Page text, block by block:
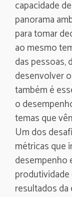
capacidade
panorama
para tomar
ao mesmo
das pessoas,
desenvolver
também é
o
temas que
Um dos
métricas que
desempenho
resultados da